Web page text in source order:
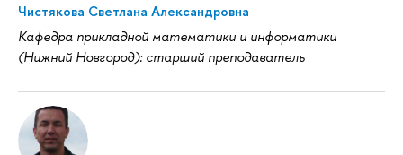
Чистякова Светлана Александровна
Кафедра прикладной математики и информатики
(Нижний Новгород): старший преподаватель